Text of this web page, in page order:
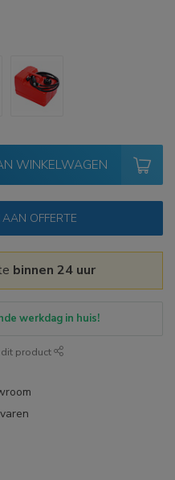
WINKELWAGEN
OFFERTE
binnen 24 uur
werkdag in huis!
product